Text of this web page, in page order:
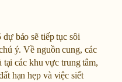
báo sẽ tiếp tục sôi
ý. Về nguồn cung, các
tại các khu vực trung tâm,
hạn hẹp và việc siết